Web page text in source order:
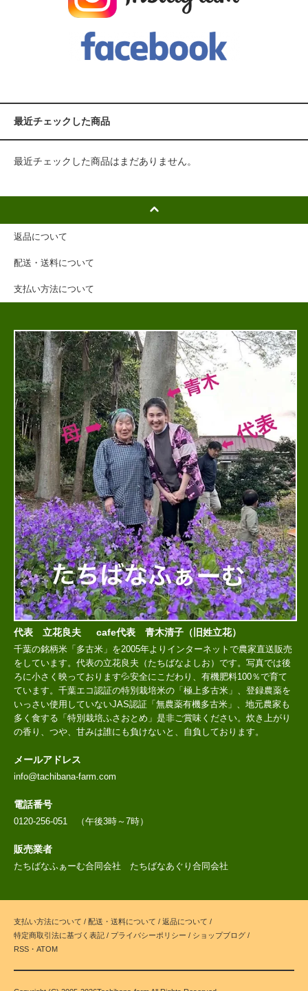
最近チェックした商品
最近チェックした商品はまだありません。
返品について
配送・送料について
支払い方法について
代表 立花良夫 cafe代表 青木清子（旧姓立花）
千葉の銘柄米「多古米」を2005年よりインターネットで農家直送販売
をしています。代表の立花良夫（たちばなよしお）です。写真では後
ろに小さく映っております💦安全にこだわり、有機肥料100％で育て
ています。千葉エコ認証の特別栽培米の「極上多古米」、登録農薬を
いっさい使用していないJAS認証「無農薬有機多古米」、地元農家も
多く食する「特別栽培ふさおとめ」是非ご賞味ください。炊き上がり
の香り、つや、甘みは誰にも負けないと、自負しております。
メールアドレス
info@tachibana-farm.com
電話番号
0120-256-051 （午後3時～7時）
販売業者
たちばなふぁーむ合同会社 たちばなあぐり合同会社
支払い方法について / 配送・送料について / 返品について /
特定商取引法に基づく表記 / プライバシーポリシー / ショップブログ /
RSS ・ ATOM